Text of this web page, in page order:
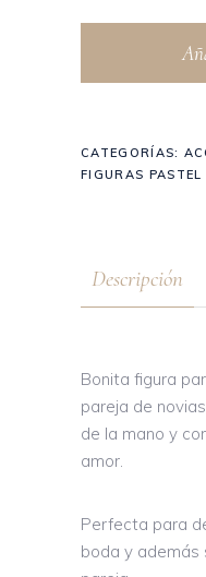
CATEGORÍAS:
FIGURAS PASTEL
Descripción
Bonita figura
pareja de
de la mano y
amor.
Perfecta para
boda y además